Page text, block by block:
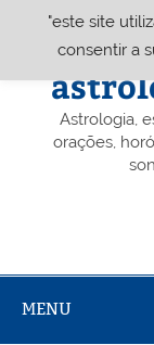
Astrologia,
orações,
MENU
"este site
consentir a